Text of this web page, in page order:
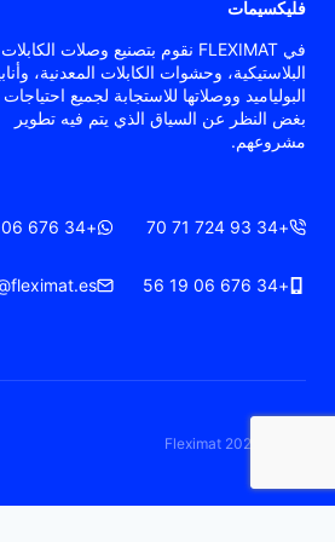
فليكسيمات
في FLEXIMAT نقوم بتصنيع وصلات الكابلات
البلاستيكية، وحشوات الكابلات المعدنية،
البولياميد ووصلاتها للاستجابة لجميع احتياجات
بغض النظر عن السياق الذي يتم فيه تطوير
مشروعهم.
+34 93 724 71 70
+34 676 06 19 56
+34 676 06 19 56